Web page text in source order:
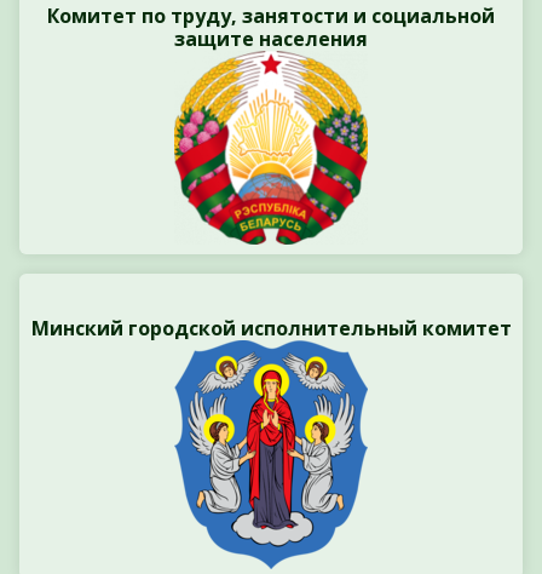
Комитет по труду, занятости и социальной
защите населения
Минский городской исполнительный комитет